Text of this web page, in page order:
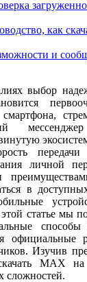
как
и
выбор
личной
в
статье мы
официальные
Изучив
MAX на
сложностей.